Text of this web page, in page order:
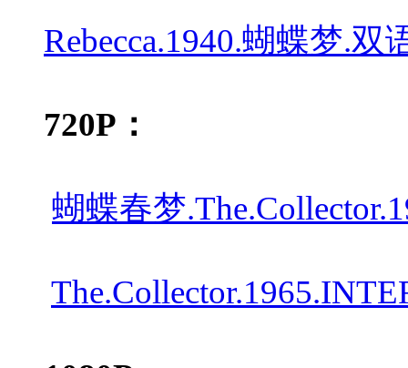
Rebecca.1940.蝴蝶梦.
720P：
蝴蝶春梦